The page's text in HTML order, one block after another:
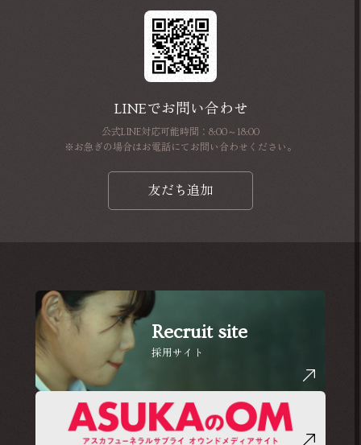
LINEでお問い合わせ
公式LINE対応可能時間：8:00～18:00
※お急ぎの場合はお電話にてお問い合わせください。
友だち追加
採用サイト
Recruit site